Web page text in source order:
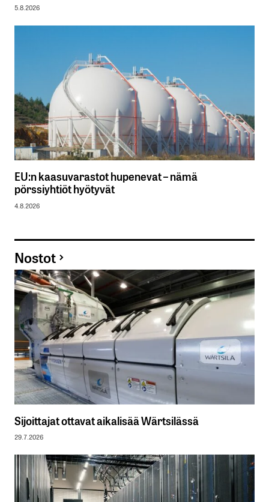
5.8.2026
EU:n kaasuvarastot hupenevat – nämä
pörssiyhtiöt hyötyvät
4.8.2026
Nostot
Sijoittajat ottavat aikalisää Wärtsilässä
29.7.2026